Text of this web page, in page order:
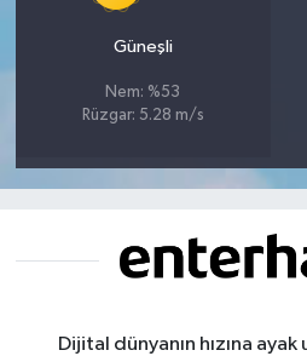
Güneşli
Nem: %53
Rüzgar: 5.28 m/s
Dijital dünyanın hızına